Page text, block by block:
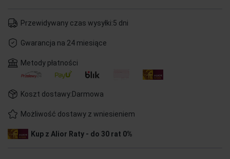
Przewidywany czas wysyłki:5 dni
Gwarancja na 24 miesiące
Metody płatności
Koszt dostawy:Darmowa
Możliwość dostawy z wniesieniem
Kup z Alior Raty - do 30 rat 0%